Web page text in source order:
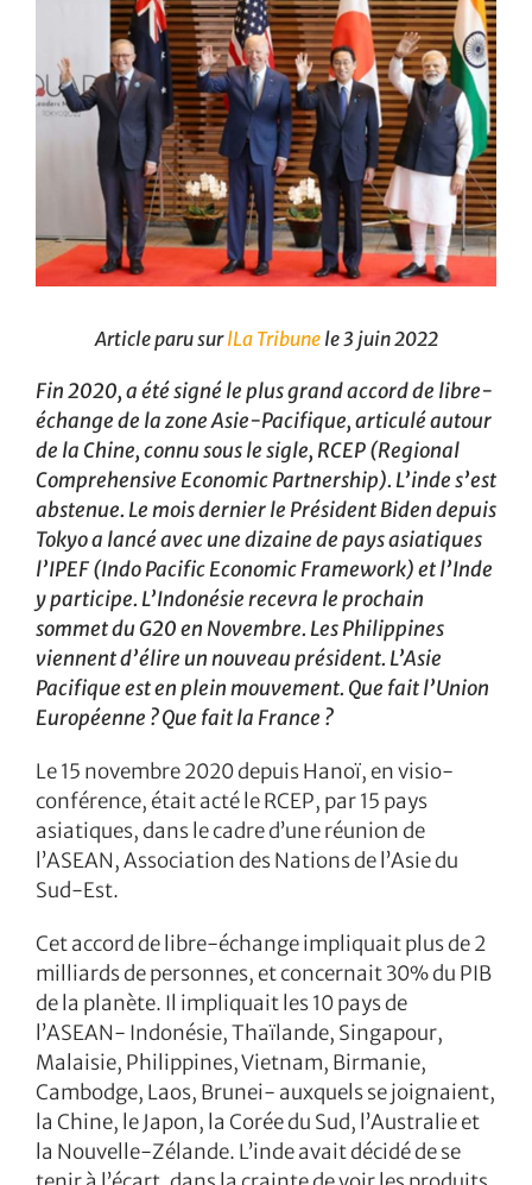
Article paru surlLa Tribunele 3 juin 2022
Fin 2020, a été signé le plus grand accord de libre-
échange de la zone Asie-Pacifique, articulé autour
de la Chine, connu sous le sigle, RCEP (Regional
Comprehensive Economic Partnership). L’inde s’est
abstenue. Le mois dernier le Président Biden depuis
Tokyo a lancé avec une dizaine de pays asiatiques
l’IPEF (Indo Pacific Economic Framework) et l’Inde
y participe. L’Indonésie recevra le prochain
sommet du G20 en Novembre. Les Philippines
viennent d’élire un nouveau président. L’Asie
Pacifique est en plein mouvement. Que fait l’Union
Européenne ? Que fait la France ?
Le 15 novembre 2020 depuis Hanoï, en visio-
conférence, était acté le RCEP, par 15 pays
asiatiques, dans le cadre d’une réunion de
l’ASEAN, Association des Nations de l’Asie du
Sud-Est.
Cet accord de libre-échange impliquait plus de 2
milliards de personnes, et concernait 30% du PIB
de la planète. Il impliquait les 10 pays de
l’ASEAN- Indonésie, Thaïlande, Singapour,
Malaisie, Philippines, Vietnam, Birmanie,
Cambodge, Laos, Brunei- auxquels se joignaient,
la Chine, le Japon, la Corée du Sud, l’Australie et
la Nouvelle-Zélande. L’inde avait décidé de se